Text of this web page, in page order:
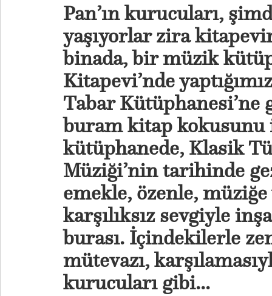
Pan’ın kurucuları,
yaşıyorlar zira
binada, bir müzik
Kitapevi’nde
Tabar Kütüphanesi’ne
buram kitap
kütüphanede, Klasik
Müziği’nin tarihinde
emekle, özenle,
karşılıksız sevgiyle
burası. İçindekilerle
mütevazı,
kurucuları gibi...